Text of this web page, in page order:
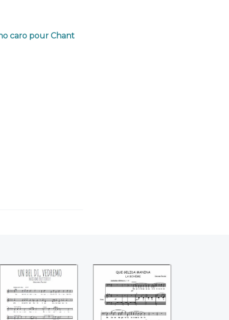
caro pour Chant
Madame Butterfly,
Un bel di, vedremo
Che gelida manina
((Giacomo Puccini))